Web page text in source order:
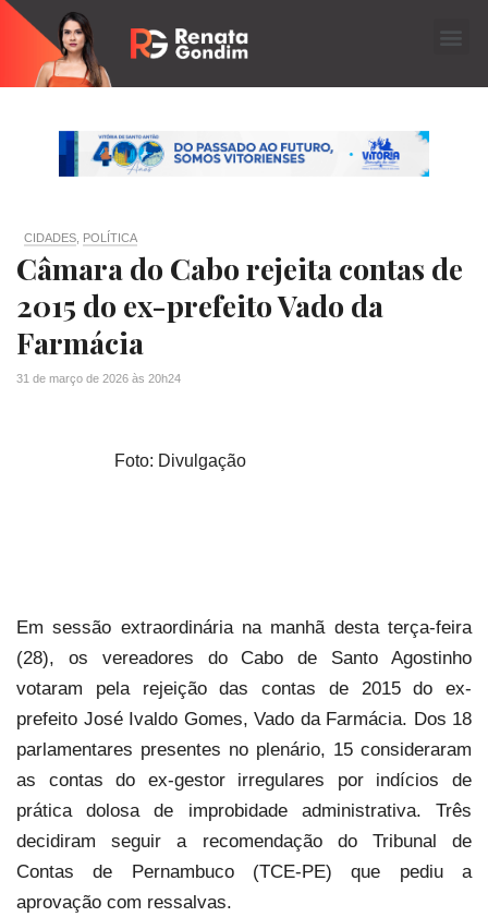
CIDADES POLÍTICA
Câmara do Cabo rejeita contas de
2015 do ex-prefeito Vado da
Farmácia
31 de março de 2026 às 20h24
Foto: Divulgação
Em sessão extraordinária na manhã desta terça-feira
(28), os vereadores do Cabo de Santo Agostinho
votaram pela rejeição das contas de 2015 do ex-
prefeito José Ivaldo Gomes, Vado da Farmácia. Dos 18
parlamentares presentes no plenário, 15 consideraram
as contas do ex-gestor irregulares por indícios de
prática dolosa de improbidade administrativa. Três
decidiram seguir a recomendação do Tribunal de
Contas de Pernambuco (TCE-PE) que pediu a
aprovação com ressalvas.